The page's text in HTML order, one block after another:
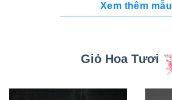
Xem thêm mẫu
Giỏ Hoa Tươi